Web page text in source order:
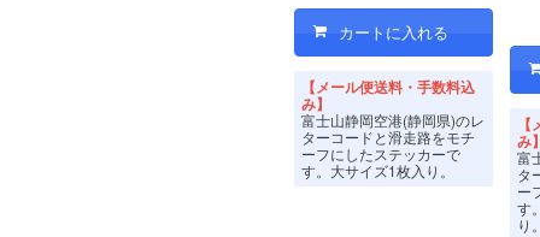
【メール便送料・手数料込
み】
富士山静岡空港(静岡県)のレ
ターコードと滑走路をモチ
ーフにしたステッカーで
す。 大サイズ1枚入り。
み
富
タ
ー
す
り